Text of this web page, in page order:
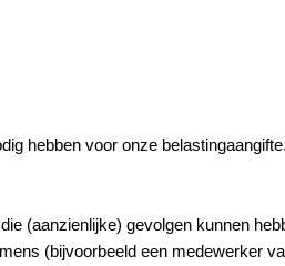
hebben voor onze belastingaangifte.
(aanzienlijke) gevolgen kunnen
(bijvoorbeeld een medewerker